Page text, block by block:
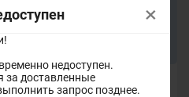
недоступен.
за доставленные
запрос позднее.
×